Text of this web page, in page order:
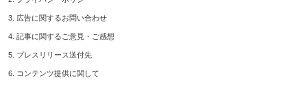
3. 広告に関するお問い合わせ
4. 記事に関するご意見・ご感想
5. プレスリリース送付先
6. コンテンツ提供に関して